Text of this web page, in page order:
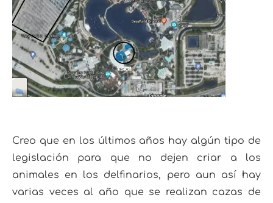
Creo que en los últimos años hay algún tipo de
legislación para que no dejen criar a los
animales en los delfinarios, pero aun así hay
varias veces al año que se realizan cazas de